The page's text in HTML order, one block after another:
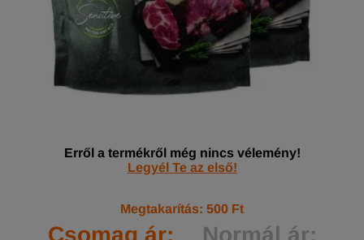
Erről a termékről még nincs vélemény!
Legyél Te az első!
Megtakarítás: 500 Ft
Csomag ár:
Normál ár: